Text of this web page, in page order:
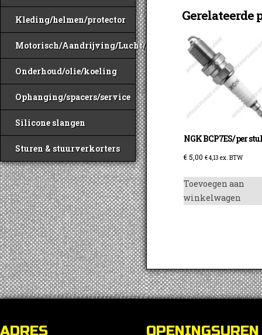
Kleding/helmen/protector
Motorisch/Aandrijving/Lucht/Benzine
Onderhoud/olie/koeling
Ophanging/spacers/service
Silicone slangen
Sturen & stuurverkorters
Gerelateerde
NGK BCP7ES/ per
€ 5,00 €4,13 ex. BTW
Toevoegen aan
winkelwagen
ADRES OPENINGSUREN